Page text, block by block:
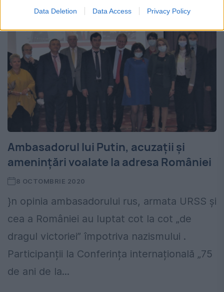
Data Deletion Data Access Privacy Policy
Ambasadorul lui Putin, acuzații și
amenințări voalate la adresa României
8 OCTOMBRIE 2020
}n opinia ambasadorului rus, armata URSS și
cea a României au luptat cot la cot „de
dragul victoriei” împotriva nazismului .
Participanții la Conferința internațională „75
de ani de la...